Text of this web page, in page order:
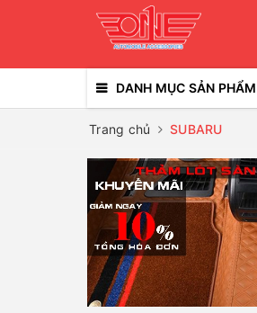
DANH MỤC SẢN PHẨM
Trang chủ SUBARU